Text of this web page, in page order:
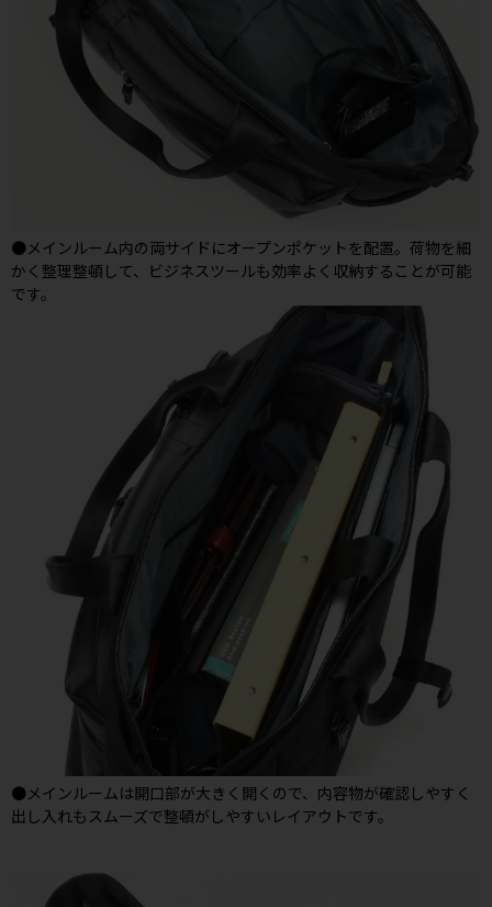
●メインルーム内の両サイドにオープンポケットを配置。荷物を細
かく整理整頓して、ビジネスツールも効率よく収納することが可能
です。
●メインルームは開口部が大きく開くので、内容物が確認しやすく
出し入れもスムーズで整頓がしやすいレイアウトです。